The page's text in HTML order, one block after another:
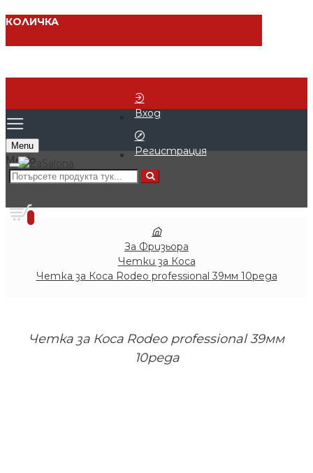
КОЛИЧКА
Вход
Регистрация
Menu
0
За Фризьора
Четки за Коса
Четка за Коса Rodeo professional 39мм 10реда
Четка за Коса Rodeo professional 39мм
10реда